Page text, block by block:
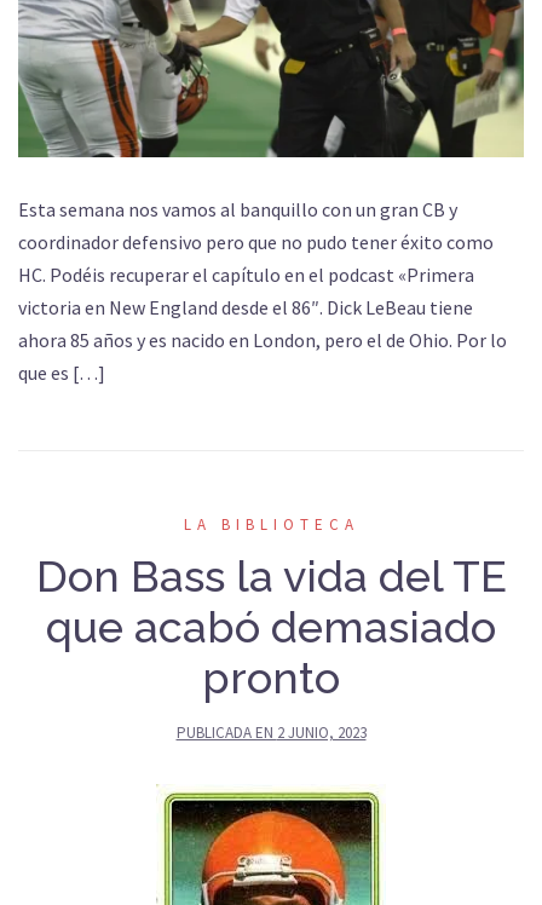
Esta semana nos vamos al banquillo con un gran CB y
coordinador defensivo pero que no pudo tener éxito como
HC. Podéis recuperar el capítulo en el podcast «Primera
victoria en New England desde el 86″. Dick LeBeau tiene
ahora 85 años y es nacido en London, pero el de Ohio. Por lo
que es […]
LA BIBLIOTECA
Don Bass la vida del TE
que acabó demasiado
pronto
PUBLICADA EN 2 JUNIO, 2023